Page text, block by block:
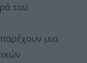
του
μια